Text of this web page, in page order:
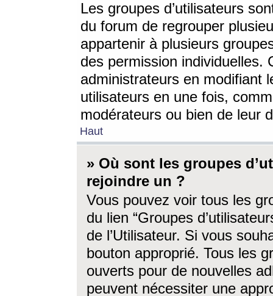
Les groupes d’utilisateurs
du forum de regrouper
appartenir à plusieurs
des permission individuelles.
administrateurs en modifiant
utilisateurs en une fois,
modérateurs ou bien de leur
Haut
» Où sont les groupes
rejoindre un ?
Vous pouvez voir tous les
du lien “Groupes
de l’Utilisateur. Si vous
bouton approprié. Tous les
ouverts pour de nouvelles
peuvent nécessiter une